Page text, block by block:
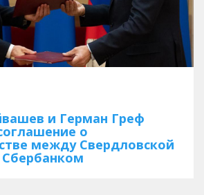
и Герман Греф
о
между Свердловской